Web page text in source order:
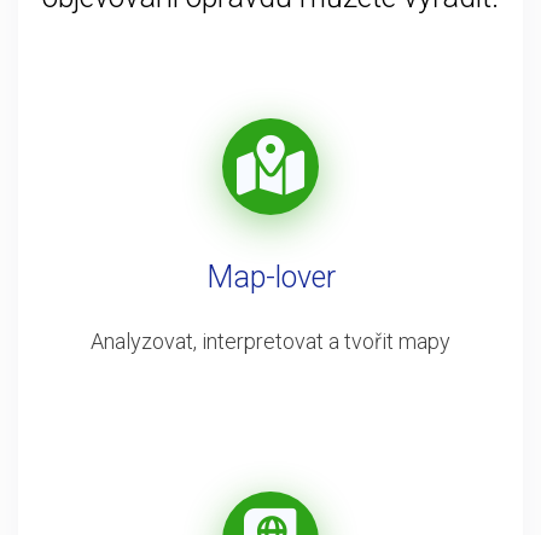
Map-lover
Analyzovat, interpretovat a tvořit mapy